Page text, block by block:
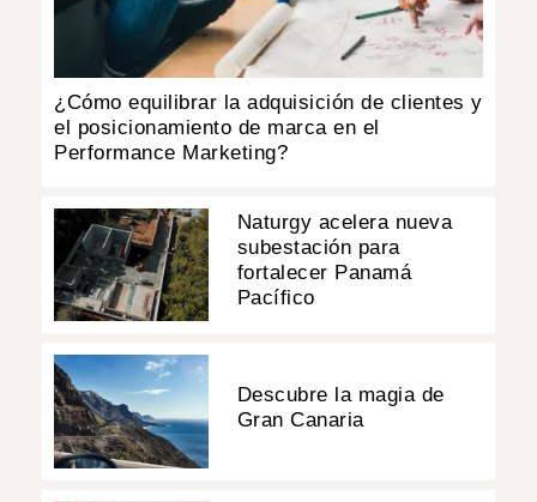
¿Cómo equilibrar la adquisición de clientes y
el posicionamiento de marca en el
Performance Marketing?
Naturgy acelera nueva
subestación para
fortalecer Panamá
Pacífico
Descubre la magia de
Gran Canaria